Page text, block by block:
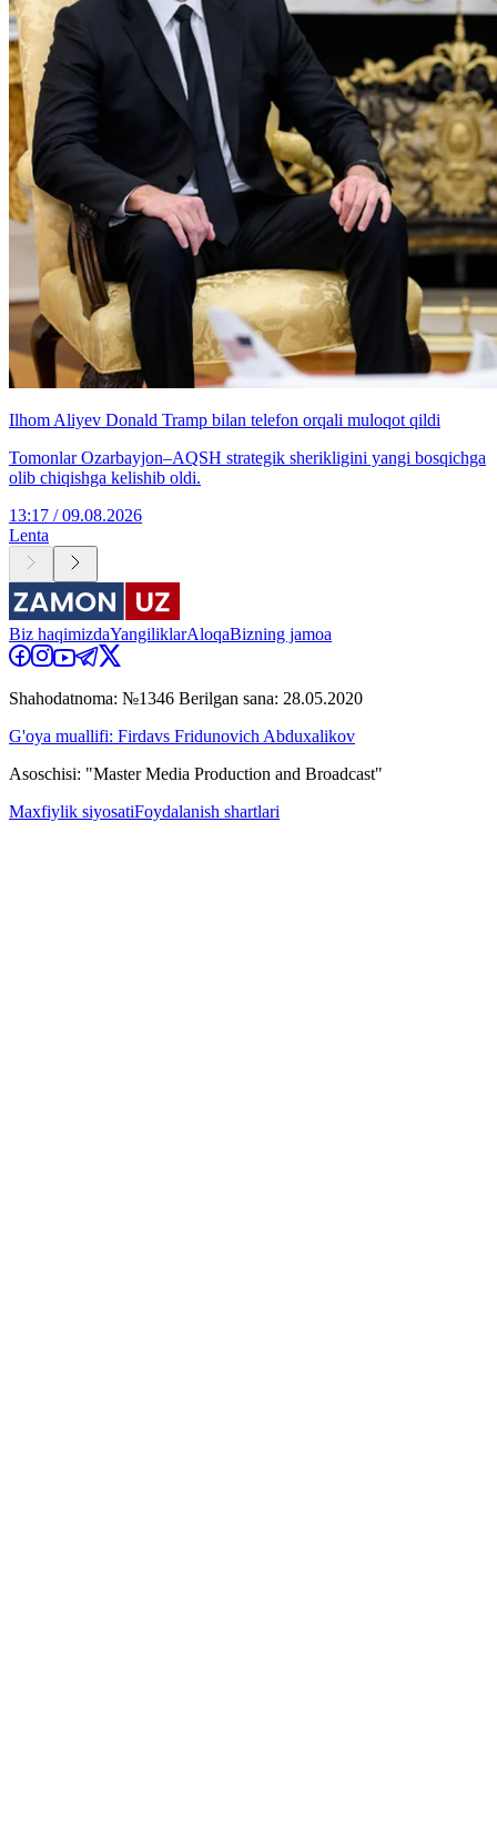
Ilhom Aliyev Donald Tramp bilan telefon orqali muloqot qildi
Tomonlar Ozarbayjon–AQSH strategik sherikligini yangi bosqichga
olib chiqishga kelishib oldi.
13:17 / 09.08.2026
Lenta
Biz haqimizdaYangiliklarAloqaBizning jamoa
Shahodatnoma: №1346 Berilgan sana: 28.05.2020
G'oya muallifi: Firdavs Fridunovich Abduxalikov
Asoschisi: "Master Media Production and Broadcast"
Maxfiylik siyosatiFoydalanish shartlari